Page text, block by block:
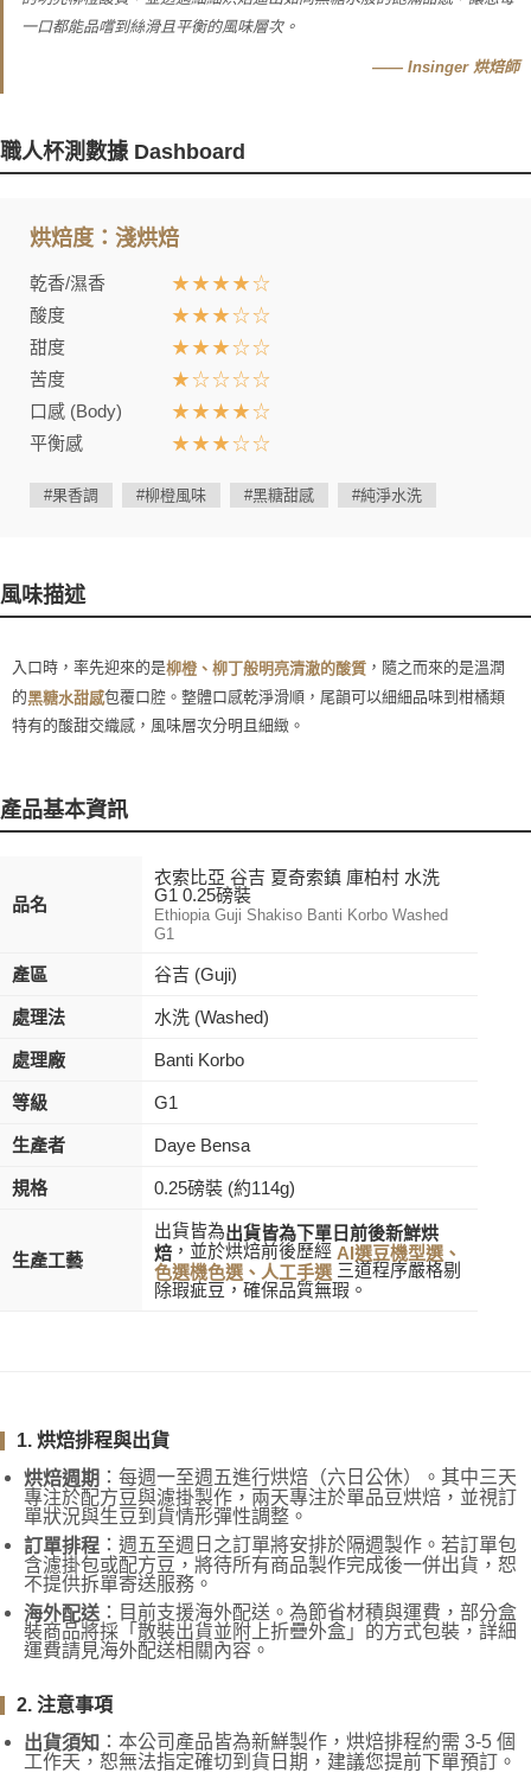
一口都能品嚐到絲滑且平衡的風味層次。
—— Insinger 烘焙師
職人杯測數據 Dashboard
烘焙度：淺烘焙
乾香/濕香
★★★★☆
酸度
★★★☆☆
甜度
★★★☆☆
苦度
★☆☆☆☆
口感 (Body)
★★★★☆
平衡感
★★★☆☆
#果香調 #柳橙風味 #黑糖甜感 #純淨水洗
風味描述
入口時，率先迎來的是柳橙、柳丁般明亮清澈的酸質 ，隨之而來的是溫潤
的黑糖水甜感包覆口腔。整體口感乾淨滑順，尾韻可以細細品味到柑橘類
特有的酸甜交織感，風味層次分明且細緻。
產品基本資訊
品名
衣索比亞 谷吉 夏奇索鎮 庫柏村 水洗
G1 0.25磅裝
Ethiopia Guji Shakiso Banti Korbo Washed
G1
產區 谷吉 (Guji)
處理法 水洗 (Washed)
處理廠 Banti Korbo
等級 G1
生產者 Daye Bensa
規格 0.25磅裝 (約114g)
生產工藝
出貨皆為出貨皆為下單日前後新鮮烘
焙 ，並於烘焙前後歷經 AI選豆機型選、
色選機色選、人工手選 三道程序嚴格剔
除瑕疵豆，確保品質無瑕。
1. 烘焙排程與出貨
烘焙週期 ：每週一至週五進行烘焙（六日公休）。其中三天
專注於配方豆與濾掛製作，兩天專注於單品豆烘焙，並視訂
單狀況與生豆到貨情形彈性調整。
訂單排程 ：週五至週日之訂單將安排於隔週製作。若訂單包
含濾掛包或配方豆，將待所有商品製作完成後一併出貨，恕
不提供拆單寄送服務。
海外配送 ：目前支援海外配送。為節省材積與運費，部分盒
裝商品將採「散裝出貨並附上折疊外盒」的方式包裝，詳細
運費請見海外配送相關內容。
2. 注意事項
出貨須知 ：本公司產品皆為新鮮製作，烘焙排程約需 3-5 個
工作天，恕無法指定確切到貨日期，建議您提前下單預訂。